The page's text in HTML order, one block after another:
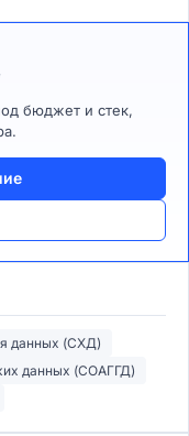
бюджет и стек,
данных (СХД)
данных (СОАГГД)